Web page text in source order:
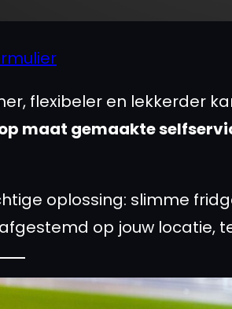
flexibeler en lekkerder
maat gemaakte
oplossing: slimme
op jouw locatie,